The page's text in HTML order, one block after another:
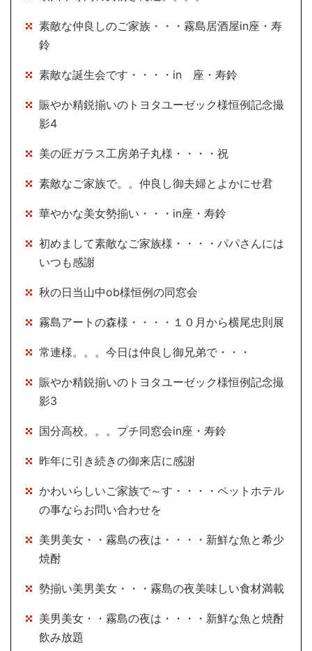
素敵な仲良しのご家族・・・霧島居酒屋in座・寿
鈴
素敵な誕生会です・・・・in 座・寿鈴
賑やか精鋭揃いのトヨタユーゼック様恒例記念撮
影4
美の匠ガラス工房弟子丸様・・・・祝
素敵なご家族で。。仲良し御夫婦とよかにせ君
華やかな美女勢揃い・・・in座・寿鈴
初めまして素敵なご家族様・・・・パパさんには
いつも感謝
秋の日当山中ob様恒例の同窓会
霧島アートの森様・・・・１０月から横尾忠則展
常連様。。。今日は仲良し御兄弟で・・・
賑やか精鋭揃いのトヨタユーゼック様恒例記念撮
影3
国分高校。。。プチ同窓会in座・寿鈴
昨年に引き続きの御来店に感謝
かわいらしいご家族で～す・・・・ペットホテル
の事ならお問い合わせを
美男美女・・霧島の夜は・・・・新鮮な魚と希少
焼酎
勢揃い美男美女・・・霧島の夜美味しい食材満載
美男美女・・霧島の夜は・・・・新鮮な魚と焼酎
飲み放題